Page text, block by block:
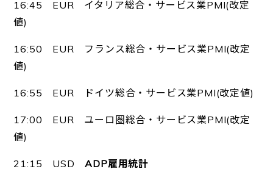
16:45 EUR イタリア総合・サービス業PMI(改定
値)
16:50 EUR フランス総合・サービス業PMI(改定
値)
16:55 EUR ドイツ総合・サービス業PMI(改定値)
17:00 EUR ユーロ圏総合・サービス業PMI(改定
値)
21:15 USDADP雇用統計